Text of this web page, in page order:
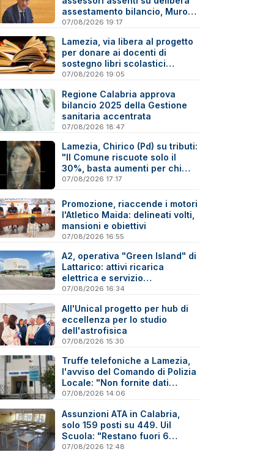
assestamento bilancio, Murone
in difficoltà"
07/08/2026 19:17
Lamezia, via libera al progetto
per donare ai docenti di
sostegno libri scolastici
destinati al macero
07/08/2026 19:05
Regione Calabria approva
bilancio 2025 della Gestione
sanitaria accentrata
07/08/2026 18:47
Lamezia, Chirico (Pd) su tributi:
"Il Comune riscuote solo il
30%, basta aumenti per chi
paga"
07/08/2026 17:17
Promozione, riaccende i motori
l'Atletico Maida: delineati volti,
mansioni e obiettivi
07/08/2026 16:55
A2, operativa "Green Island" di
Lattarico: attivi ricarica
elettrica e servizio
sperimentale di soccorso
07/08/2026 16:34
All'Unical progetto per hub di
eccellenza per lo studio
dell'astrofisica
07/08/2026 15:30
Truffe telefoniche a Lamezia,
l'avviso del Comando di Polizia
Locale: "Non fornite dati
personali"
07/08/2026 14:06
Assunzioni ATA in Calabria,
solo 159 posti su 449. Uil
Scuola: "Restano fuori 6
precari su 10"
07/08/2026 12:48